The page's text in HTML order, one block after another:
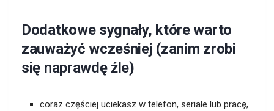
Dodatkowe sygnały, które warto
zauważyć wcześniej (zanim zrobi
się naprawdę źle)
coraz częściej uciekasz w telefon, seriale lub pracę,